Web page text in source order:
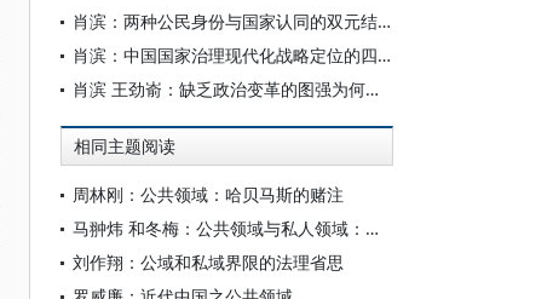
肖滨：两种公民身份与国家认同的双元结构
肖滨：中国国家治理现代化战略定位的四个维度
肖滨 王劲嵛：缺乏政治变革的图强为何难以成功——以晚清海军建设(1875～1895)为例
相同主题阅读
周林刚：公共领域：哈贝马斯的赌注
马翀炜 和冬梅：公共领域与私人领域：多民族村落的文化共享与族群边界的超越
刘作翔：公域和私域界限的法理省思